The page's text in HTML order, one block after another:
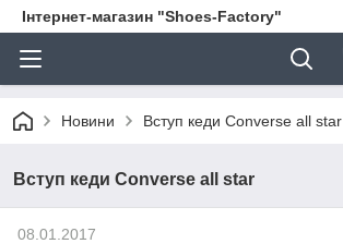
Інтернет-магазин "Shoes-Factory"
Новини Вступ кеди Converse all star
Вступ кеди Converse all star
08.01.2017